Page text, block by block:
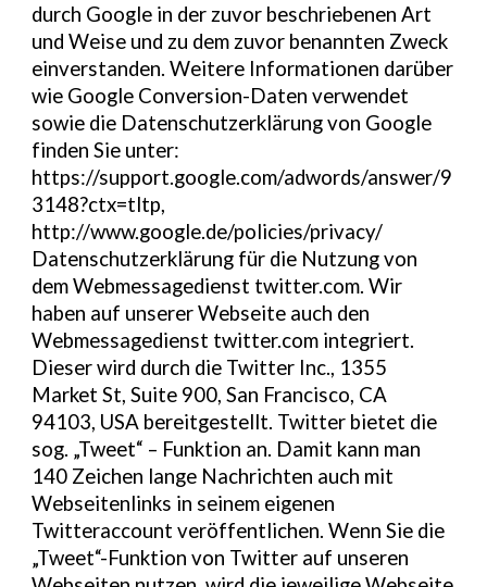
durch Google in der zuvor beschriebenen Art
und Weise und zu dem zuvor benannten Zweck
einverstanden. Weitere Informationen darüber
wie Google Conversion-Daten verwendet
sowie die Datenschutzerklärung von Google
finden Sie unter:
https://support.google.com/adwords/answer/9
3148?ctx=tltp,
http://www.google.de/policies/privacy/
Datenschutzerklärung für die Nutzung von
dem Webmessagedienst twitter.com. Wir
haben auf unserer Webseite auch den
Webmessagedienst twitter.com integriert.
Dieser wird durch die Twitter Inc., 1355
Market St, Suite 900, San Francisco, CA
94103, USA bereitgestellt. Twitter bietet die
sog. „Tweet“ – Funktion an. Damit kann man
140 Zeichen lange Nachrichten auch mit
Webseitenlinks in seinem eigenen
Twitteraccount veröffentlichen. Wenn Sie die
„Tweet“-Funktion von Twitter auf unseren